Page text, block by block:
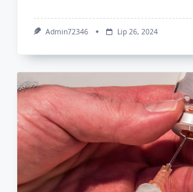
Admin72346 Lip 26, 2024